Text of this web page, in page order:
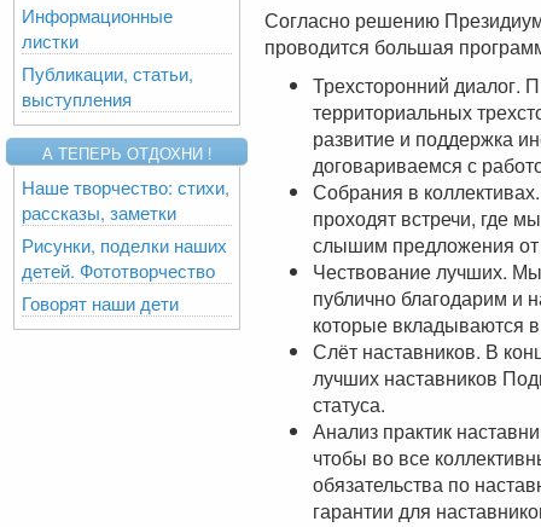
Информационные
листки
Публикации, статьи,
выступления
А ТЕПЕРЬ ОТДОХНИ !
Наше творчество: стихи,
рассказы, заметки
Рисунки, поделки наших
детей. Фототворчество
Говорят наши дети
Согласно решению
проводится большая
Трехсторонний диалог.
территориальных
развитие и поддержка
договариваемся с
Собрания в
проходят встречи, где
слышим предложения от
Чествование лучших.
публично благодарим и
которые вкладываются
Слёт наставников. В
лучших наставников
статуса.
Анализ практик
чтобы во все
обязательства по
гарантии для